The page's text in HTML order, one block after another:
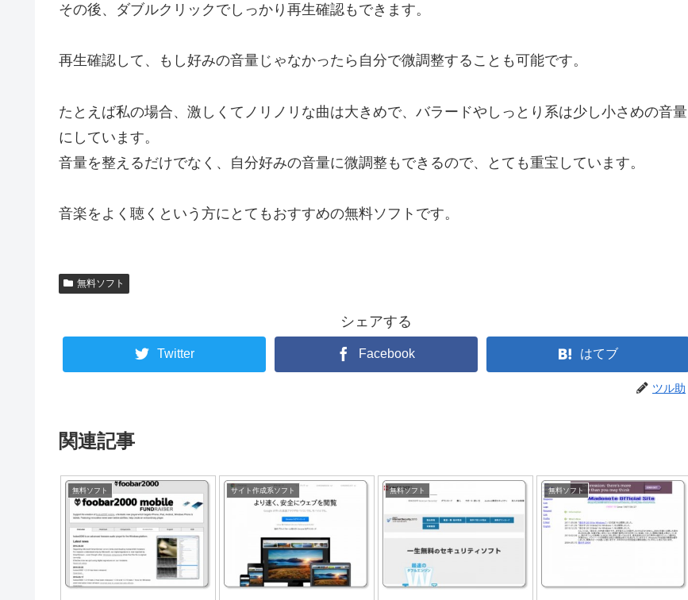
その後、ダブルクリックでしっかり再生確認もできます。
再生確認して、もし好みの音量じゃなかったら自分で微調整することも可能です。
たとえば私の場合、激しくてノリノリな曲は大きめで、バラードやしっとり系は少し小さめの音量
にしています。
音量を整えるだけでなく、自分好みの音量に微調整もできるので、とても重宝しています。
音楽をよく聴くという方にとてもおすすめの無料ソフトです。
無料ソフト
シェアする
Twitter Facebook はてブ
ツル助
関連記事
無料ソフト サイト作成系ソフト 無料ソフト 無料ソフト